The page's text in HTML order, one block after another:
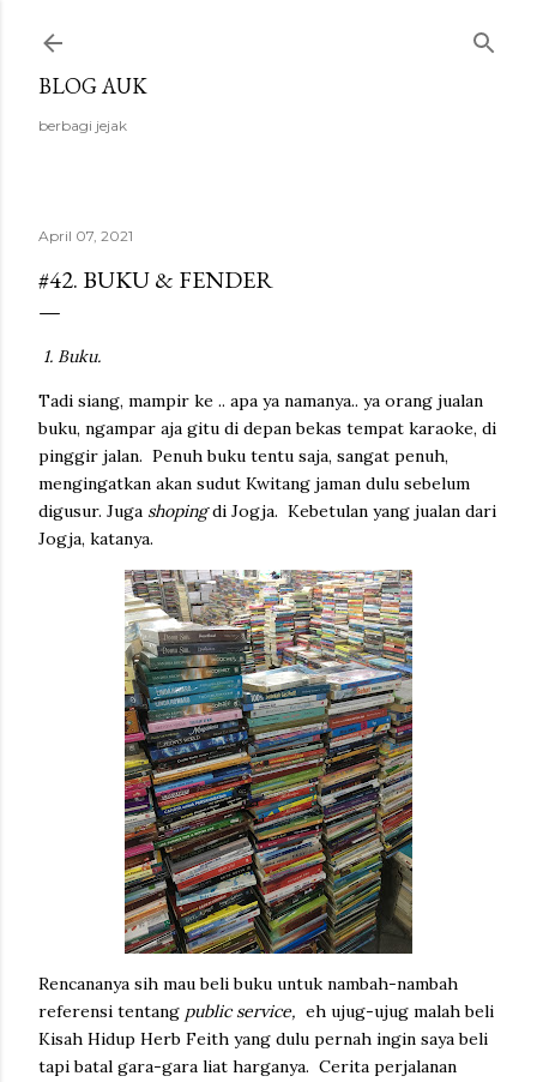
BLOG AUK
berbagi jejak
April 07, 2021
#42. BUKU & FENDER
1. Buku.
Tadi siang, mampir ke .. apa ya namanya.. ya orang jualan
buku, ngampar aja gitu di depan bekas tempat karaoke, di
pinggir jalan. Penuh buku tentu saja, sangat penuh,
mengingatkan akan sudut Kwitang jaman dulu sebelum
digusur. Juga shopingdi Jogja. Kebetulan yang jualan dari
Jogja, katanya.
Rencananya sih mau beli buku untuk nambah-nambah
referensi tentang public service, eh ujug-ujug malah beli
Kisah Hidup Herb Feith yang dulu pernah ingin saya beli
tapi batal gara-gara liat harganya. Cerita perjalanan